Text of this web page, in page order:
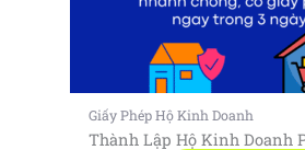
Giấy Phép Hộ Kinh Doanh
Thành Lập Hộ Kinh Doanh